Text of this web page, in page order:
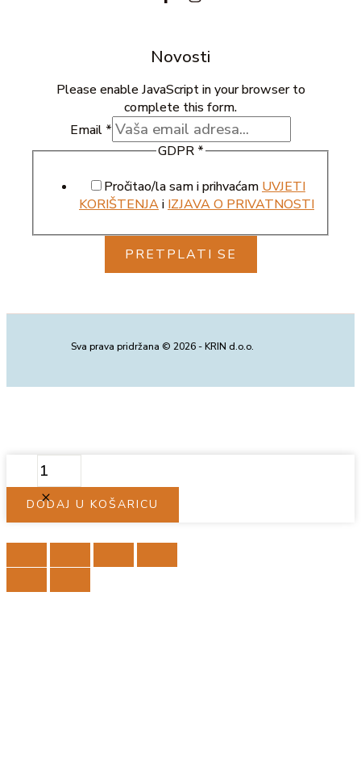
Novosti
Please enable JavaScript in your browser to
complete this form.
Email *
GDPR *
Pročitao/la sam i prihvaćam UVJETI
KORIŠTENJAi IZJAVA O PRIVATNOSTI
PRETPLATI SE
Sva prava pridržana © 2026 - KRIN d.o.o.
FIGURA,
WHITE
DODAJ U KOŠARICU